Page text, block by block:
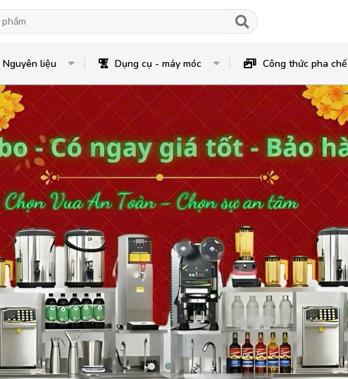
Nguyên liệu Dụng cụ - máy móc Công thức pha chế